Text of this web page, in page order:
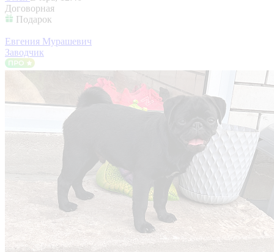
Договорная
Подарок
Евгения Мурашевич
Заводчик